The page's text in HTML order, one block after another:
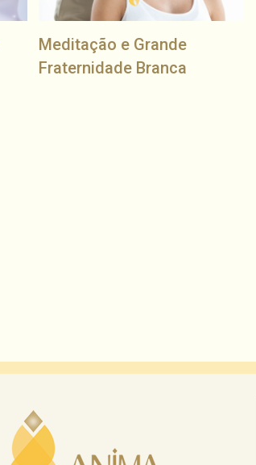
Meditação e Grande
Fraternidade Branca